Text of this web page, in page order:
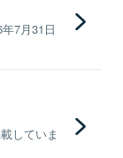
7月31日
していま